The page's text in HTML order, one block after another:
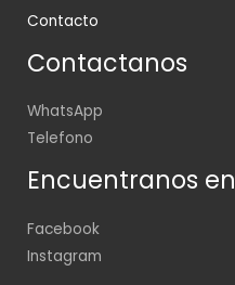
Contacto
Contactanos
WhatsApp
Telefono
Encuentranos en
Facebook
Instagram